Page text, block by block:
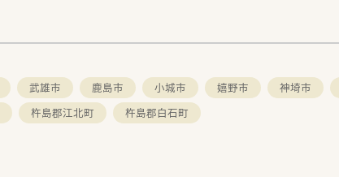
武雄市 鹿島市 小城市 嬉野市 神埼市
杵島郡江北町 杵島郡白石町